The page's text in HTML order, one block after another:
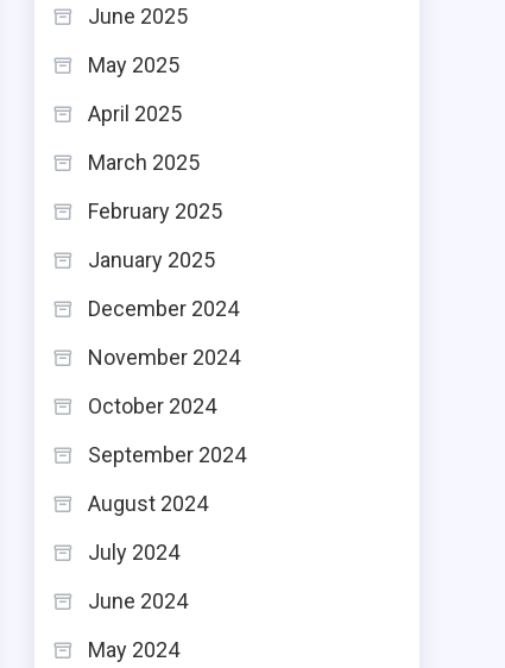
June 2025
May 2025
April 2025
March 2025
February 2025
January 2025
December 2024
November 2024
October 2024
September 2024
August 2024
July 2024
June 2024
May 2024